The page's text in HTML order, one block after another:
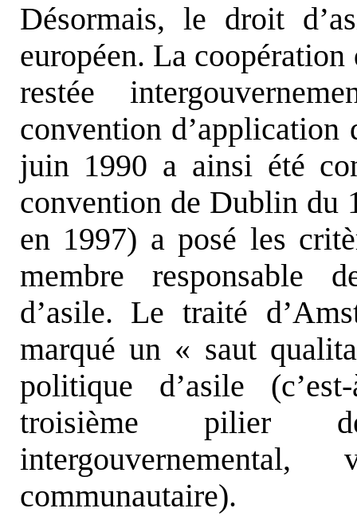
Désormais, le droit
européen. La
restée
convention d’application
juin 1990 a ainsi été
convention de Dublin du
en 1997) a posé les
membre responsable
d’asile. Le traité
marqué un « saut
politique d’asile
troisième pilier
communautaire).